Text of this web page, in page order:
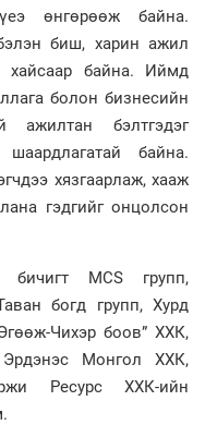
өнгөрөөж байна.
биш, харин ажил
хайсаар байна. Иймд
болон бизнесийн
ажилтан бэлтгэдэг
байна.
хязгаарлаж, хааж
гэдгийг онцолсон
MCS групп,
богд групп, Хурд
Чихэр боов” ХХК,
Монгол ХХК,
Ресурс ХХК-ийн